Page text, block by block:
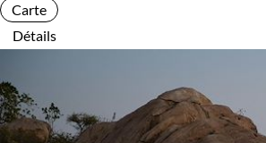
Carte
Détails